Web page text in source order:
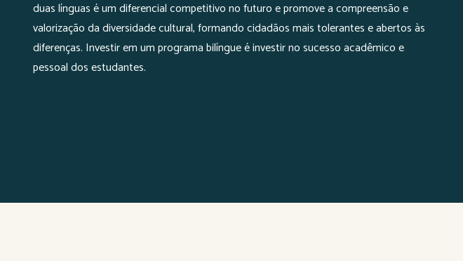
duas línguas é um diferencial competitivo no futuro e promove a compreensão e
valorização da diversidade cultural, formando cidadãos mais tolerantes e abertos às
diferenças. Investir em um programa bilíngue é investir no sucesso acadêmico e
pessoal dos estudantes.